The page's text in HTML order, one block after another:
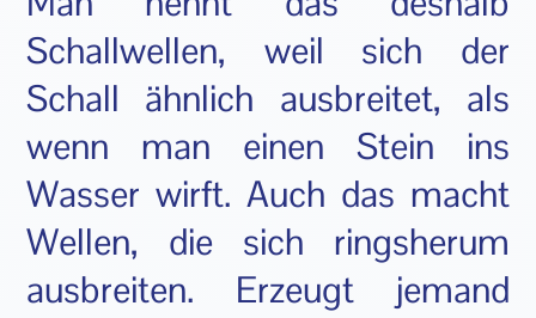
Schallwellen, weil sich der
Schall ähnlich ausbreitet, als
wenn man einen Stein ins
Wasser wirft. Auch das macht
Wellen, die sich ringsherum
ausbreiten. Erzeugt jemand